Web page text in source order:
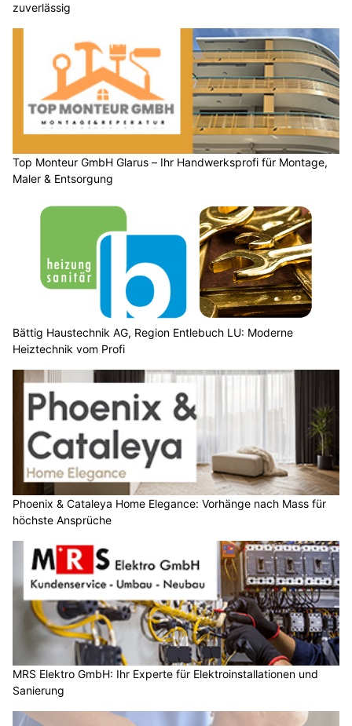
zuverlässig
Top Monteur GmbH Glarus – Ihr Handwerksprofi für Montage,
Maler & Entsorgung
Bättig Haustechnik AG, Region Entlebuch LU: Moderne
Heiztechnik vom Profi
Phoenix & Cataleya Home Elegance: Vorhänge nach Mass für
höchste Ansprüche
MRS Elektro GmbH: Ihr Experte für Elektroinstallationen und
Sanierung